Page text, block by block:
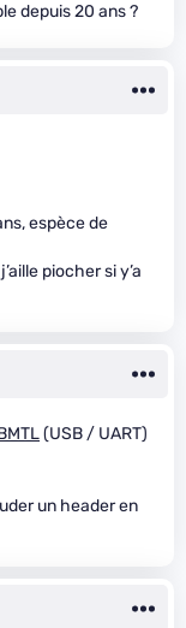
depuis 20 ans ?
espèce de
piocher si y’a
(USB / UART)
un header en